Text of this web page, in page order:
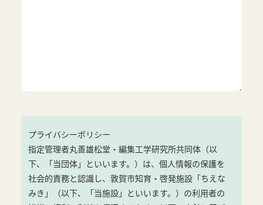
プライバシーポリシー
指定管理者丸善雄松堂・編集工学研究所共同体（以
下、「当団体」といいます。）は、個人情報の保護を
社会的責務と認識し、敦賀市知育・啓発施設「ちえな
みき」（以下、「当施設」といいます。）の利用者の